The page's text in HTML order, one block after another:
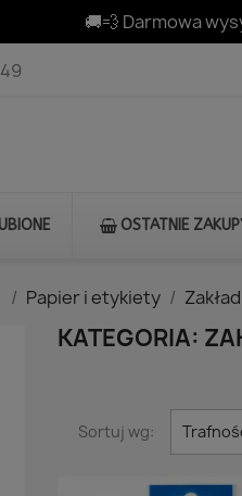
🚚💨 Darmowa
OSTATNIE
Papier i etykiety
KATEGORIA:
Sortuj wg: